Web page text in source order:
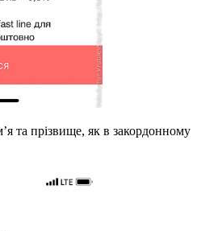
та прізвище, як в закордонному